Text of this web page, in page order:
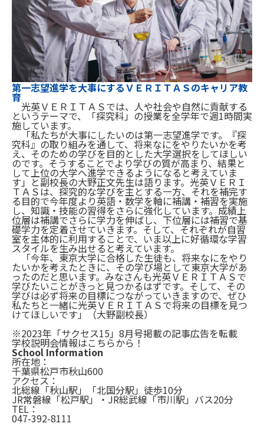
第一志望進学を大事にするＶＥＲＩＴＡＳのキャリア教
育
光英ＶＥＲＩＴＡＳでは、人や社会や自然に貢献する
というテーマで、「探究科」の授業を全学年で週1時間実
施しています。
「私たちが大事にしたいのは第一志望進学です。『探
究科』の取り組みを通して、将来なにをやりたいかを考
え、そのための学びを目的とした大学選択をしてほしい
のです。そうすることでより学びの質が高まり、結果と
して上位の大学へ進学できるようになると考えていま
す」と副校長の大野正文先生は語ります。光英ＶＥＲＩ
ＴＡＳは、探究的な学びを主とする一方、それを補完す
る目的で今年度より英語・数学を軸に補講・補習を実施
し、知識・技能の習得をさらに強化しています。成績上
位層は補講でさらに学力を伸ばし、下位層には補習で基
礎学力を定着させていきます。そして、それぞれが自習
室を主体的に利用することで、いま以上に好循環な学習
スタイルを生み出せると考えています。
「今年、東京大学に合格した生徒も、将来なにをやり
たいかを考えたときに、その学び場として東京大学があ
ったのだと思います。みなさんも光英ＶＥＲＩＴＡＳで
学びたいことがきっと見つかるはずです。そして、その
学びは必ず将来の目標につながっていきますので、ぜひ
私たちと一緒に光英ＶＥＲＩＴＡＳで将来の目標を見つ
けてほしいです」（大野副校長）
※2023年「サクセス15」8月号掲載の記事広告を転載
学校説明会情報はこちらから！
School Information
所在地：
千葉県松戸市秋山600
アクセス：
北総線「秋山駅」「北国分駅」徒歩10分
JR常磐線「松戸駅」・JR総武線「市川駅」バス20分
TEL：
047-392-8111